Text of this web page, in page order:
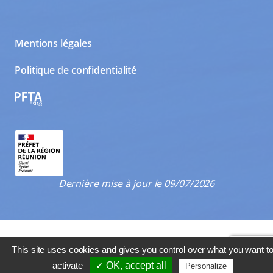
Mentions légales
Politique de confidentialité
PFTA
Dernière mise à jour le 09/07/2026
This site uses cookies and gives you control over what you want to
activate
✓ OK, accept all Personalize